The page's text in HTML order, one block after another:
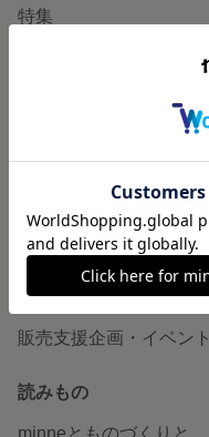
特集
ヴィンテージ販売
ダウンロード販売
minne PLUS
minne LAB
販売支援企画・イベント
読みもの
minneとものづくりと